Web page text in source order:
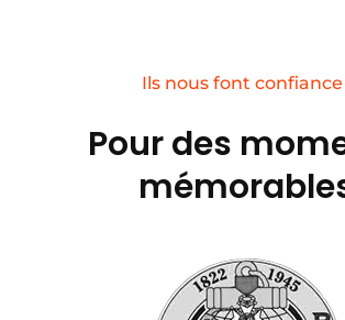
Ils nous font confiance
Pour des